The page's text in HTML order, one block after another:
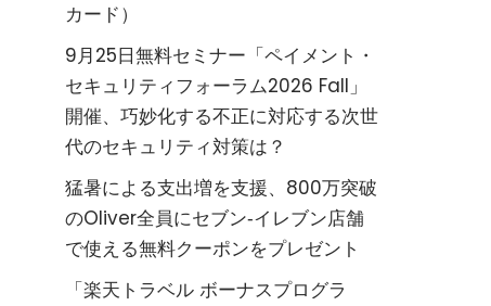
カード）
9月25日無料セミナー「ペイメント・
セキュリティフォーラム2026 Fall」
開催、巧妙化する不正に対応する次世
代のセキュリティ対策は？
猛暑による支出増を支援、800万突破
のOliver全員にセブン‐イレブン店舗
で使える無料クーポンをプレゼント
「楽天トラベル ボーナスプログラ